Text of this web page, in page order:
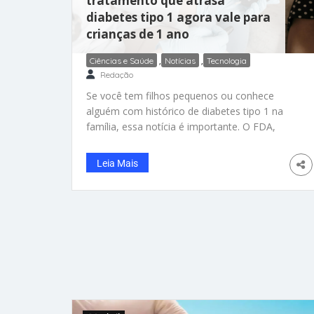
diabetes tipo 1 agora vale para
crianças de 1 ano
Ciências e Saúde , Notícias , Tecnologia
Redação
Se você tem filhos pequenos ou conhece
alguém com histórico de diabetes tipo 1 na
família, essa notícia é importante. O FDA,
Unidos, aprovou a ampliação do uso do
Tzield, medicamento que retarda o avanço do
diabetes tipo 1, para crianças a partir de 1 ano
Leia Mais